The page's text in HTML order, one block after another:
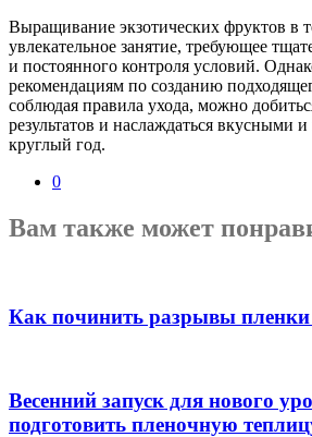
Выращивание экзотических фруктов в
увлекательное занятие, требующее
и постоянного контроля условий.
рекомендациям по созданию
соблюдая правила ухода, можно
результатов и наслаждаться вкусными
круглый год.
0
Вам также может
Как починить разрывы пленки
Весенний запуск для нового
подготовить пленочную